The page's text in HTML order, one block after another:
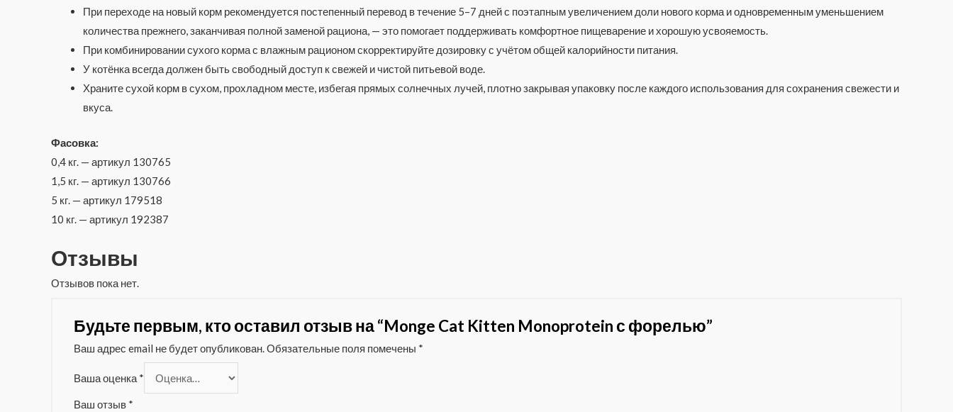
При переходе на новый корм рекомендуется постепенный перевод в течение 5–7 дней с поэтапным увеличением доли нового корма и одновременным уменьшением
количества прежнего, заканчивая полной заменой рациона, — это помогает поддерживать комфортное пищеварение и хорошую усвояемость.
При комбинировании сухого корма с влажным рационом скорректируйте дозировку с учётом общей калорийности питания.
У котёнка всегда должен быть свободный доступ к свежей и чистой питьевой воде.
Храните сухой корм в сухом, прохладном месте, избегая прямых солнечных лучей, плотно закрывая упаковку после каждого использования для сохранения свежести и
вкуса.
Фасовка:
0,4 кг. — артикул 130765
1,5 кг. — артикул 130766
5 кг. — артикул 179518
10 кг. — артикул 192387
Отзывы
Отзывов пока нет.
Будьте первым, кто оставил отзыв на “Monge Cat Kitten Monoprotein с форелью”
Ваш адрес email не будет опубликован. Обязательные поля помечены *
Ваша оценка *
Ваш отзыв *